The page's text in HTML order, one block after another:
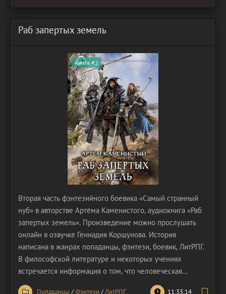
Раб запертых земель
Книга #2
Вторая часть фэнтезийного боевика «Самый странный
нуб» в авторстве Артёма Каменистого, аудиокнига «Раб
запертых земель». Произведение можно прослушать
онлайн в озвучке Геннадия Коршунова. История
написана в жанрах попаданцы, фэнтези, боевик, ЛитРПГ.
В философской литературе и некоторых учениях
встречается информация о том, что человеческая
история всегда развивается по спиралевидной форме.
Попаданцы /Фэнтези /ЛитРПГ 11:33:14